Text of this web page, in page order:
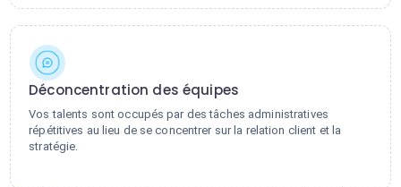
Déconcentration des équipes
Vos talents sont occupés par des tâches administratives
répétitives au lieu de se concentrer sur la relation client et la
stratégie.